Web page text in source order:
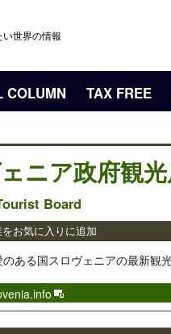
世界の情報
COLUMN TAX FREE
ニア政府観
Board
お気に入りに追加
ある国スロヴェニアの最新観